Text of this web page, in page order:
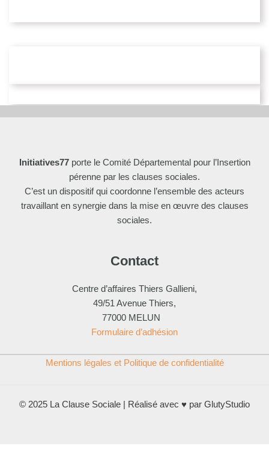
Initiatives77porte le Comité Départemental pour l’Insertion
pérenne par les clauses sociales.
C’est un dispositif qui coordonne l’ensemble des acteurs
travaillant en synergie dans la mise en œuvre des clauses
sociales.
Contact
Centre d’affaires Thiers Gallieni,
49/51 Avenue Thiers,
77000 MELUN
Formulaire d’adhésion
Mentions légales et Politique de confidentialité
© 2025 La Clause Sociale | Réalisé avec ♥ par GlutyStudio